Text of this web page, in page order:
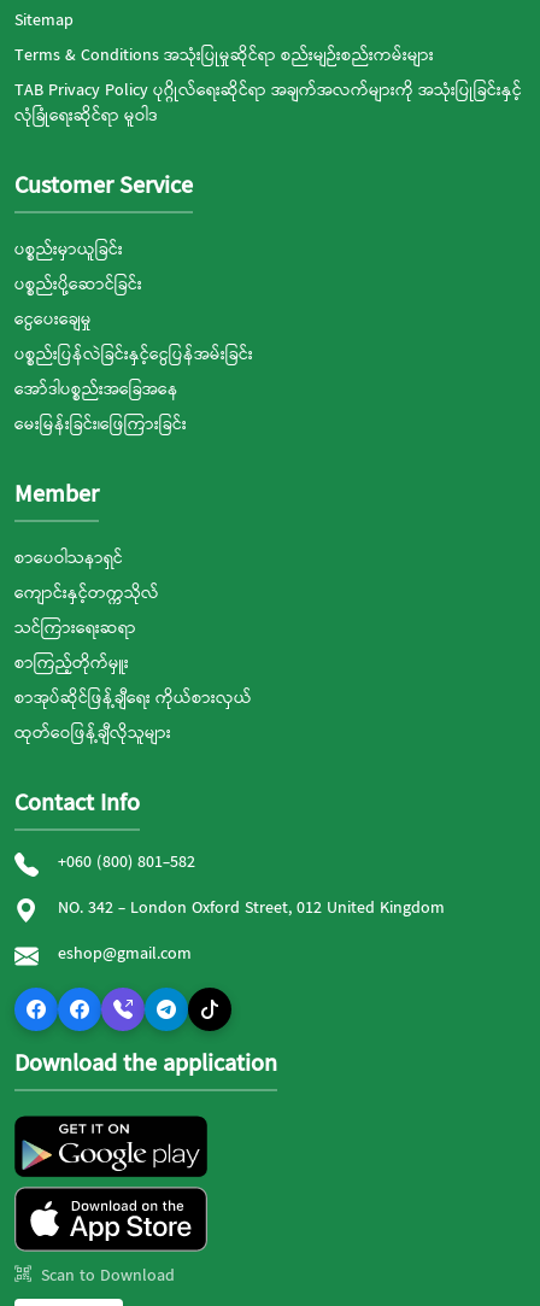
Sitemap
Terms & Conditions အသုံးပြုမှုဆိုင်ရာ စည်းမျဉ်းစည်းကမ်းများ
TAB Privacy Policy ပုဂ္ဂိုလ်ရေးဆိုင်ရာ အချက်အလက်များကို အသုံးပြုခြင်းနှင့်
လုံခြုံရေးဆိုင်ရာ မူဝါဒ
Customer Service
ပစ္စည်းမှာယူခြင်း
ပစ္စည်းပို့ဆောင်ခြင်း
ငွေပေးချေမှု
ပစ္စည်းပြန်လဲခြင်းနှင့်ငွေပြန်အမ်းခြင်း
အော်ဒါပစ္စည်းအခြေအနေ
မေးမြန်းခြင်း၊ဖြေကြားခြင်း
Member
စာပေဝါသနာရှင်
ကျောင်းနှင့်တက္ကသိုလ်
သင်ကြားရေးဆရာ
စာကြည့်တိုက်မှူး
စာအုပ်ဆိုင်ဖြန့်ချီရေး ကိုယ်စားလှယ်
ထုတ်ဝေဖြန့်ချီလိုသူများ
Contact Info
+060 (800) 801-582
NO. 342 - London Oxford Street, 012 United Kingdom
eshop@gmail.com
Download the application
Scan to Download